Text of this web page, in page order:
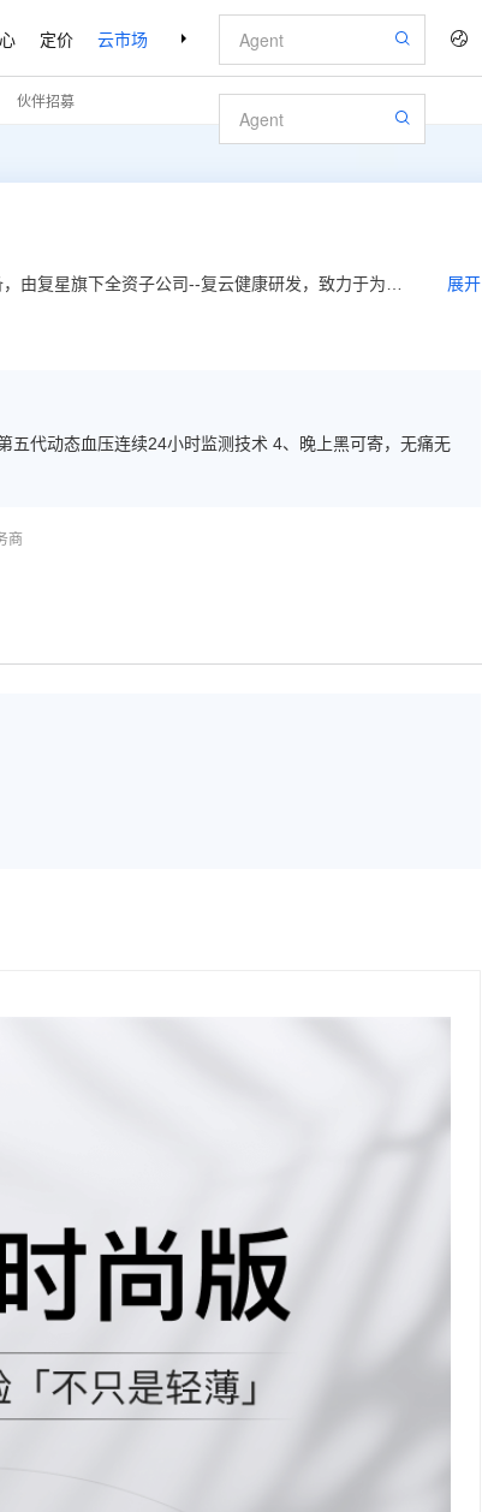
定价 云市场 合作伙伴 支持与服务 了解阿里云
伙伴招募
由复星旗下全资子公司--复云健康研发，致力于为广
展开
五代动态血压连续24小时监测技术 4、晚上黑可寄，无痛无
商